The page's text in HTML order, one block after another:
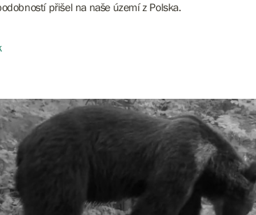
přišel na naše území z Polska.